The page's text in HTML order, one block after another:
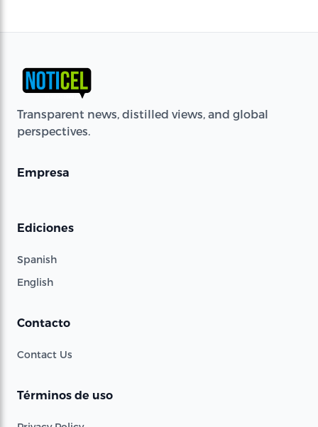
Transparent news, distilled views, and global
perspectives.
Empresa
Ediciones
Spanish
English
Contacto
Contact Us
Términos de uso